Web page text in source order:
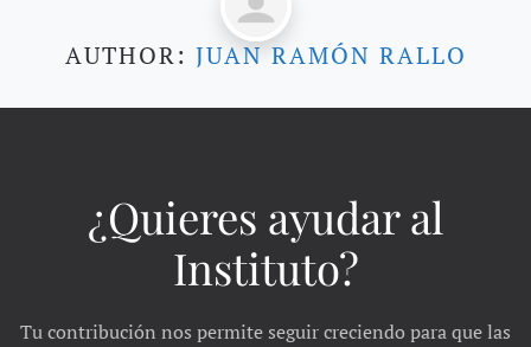
AUTHOR: JUAN RAMÓN RALLO
¿Quieres ayudar al
Instituto?
Tu contribución nos permite seguir creciendo para que las